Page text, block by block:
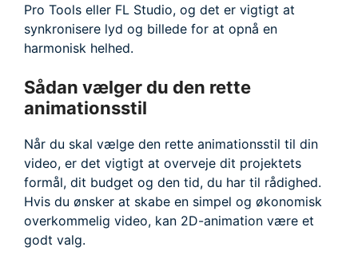
Pro Tools eller FL Studio, og det er vigtigt at
synkronisere lyd og billede for at opnå en
harmonisk helhed.
Sådan vælger du den rette
animationsstil
Når du skal vælge den rette animationsstil til din
video, er det vigtigt at overveje dit projektets
formål, dit budget og den tid, du har til rådighed.
Hvis du ønsker at skabe en simpel og økonomisk
overkommelig video, kan 2D-animation være et
godt valg.